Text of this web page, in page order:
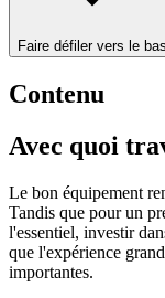
Faire défiler vers le bas
Contenu
Avec quoi
Le bon équipement
Tandis que pour un
l'essentiel, investir
que l'expérience
importantes.